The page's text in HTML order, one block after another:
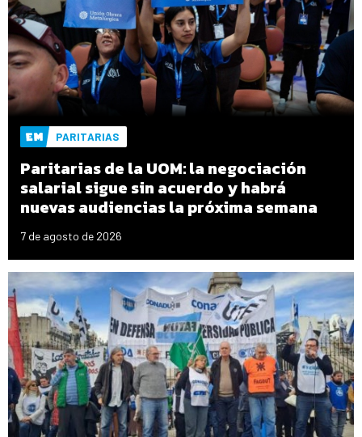
PARITARIAS
Paritarias de la UOM: la negociación
salarial sigue sin acuerdo y habrá
nuevas audiencias la próxima semana
7 de agosto de 2026